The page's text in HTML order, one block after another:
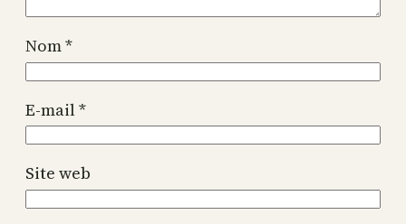
Nom*
E-mail*
Site web